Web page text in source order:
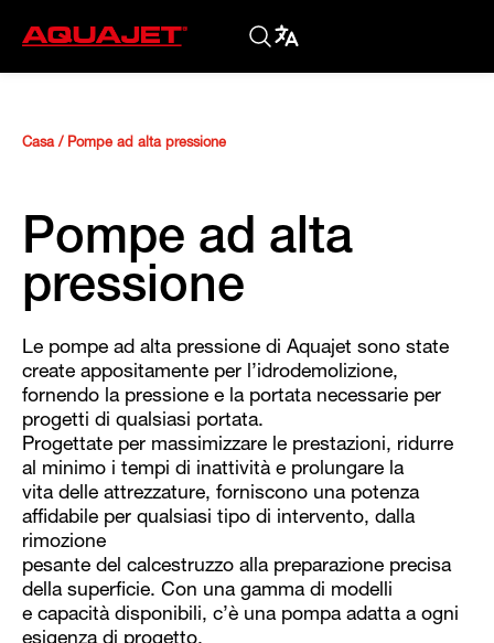
Casa/ Pompe ad alta pressione
Pompe ad alta
pressione
Le pompe ad alta pressione di Aquajet sono state
create appositamente per l’idrodemolizione,
fornendo la pressione e la portata necessarie per
progetti di qualsiasi portata.
Progettate per massimizzare le prestazioni, ridurre
al minimo i tempi di inattività e prolungare la
vita delle attrezzature, forniscono una potenza
affidabile per qualsiasi tipo di intervento, dalla
rimozione
pesante del calcestruzzo alla preparazione precisa
della superficie. Con una gamma di modelli
e capacità disponibili, c’è una pompa adatta a ogni